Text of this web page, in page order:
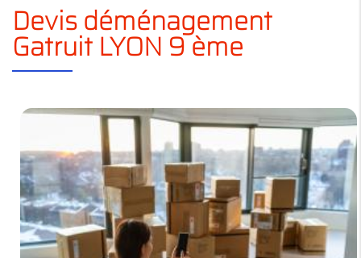
Devis déménagement
Gatruit LYON 9 ème